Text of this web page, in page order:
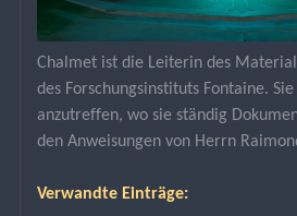
Chalmet ist die Leiterin des
des Forschungsinstituts Fontaine.
anzutreffen, wo sie ständig
den Anweisungen von Herrn
Verwandte Einträge: